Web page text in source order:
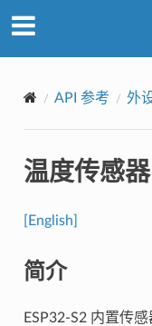
API 参考 外
温度传感器
[English]
简介
ESP32-S2 内置传